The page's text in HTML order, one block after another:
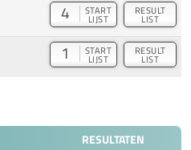
4 START
LIJST
RESULT
LIST
1 START
LIJST
RESULT
LIST
RESULTATEN